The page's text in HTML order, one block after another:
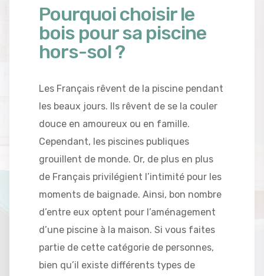
Pourquoi choisir le
bois pour sa piscine
hors-sol ?
Les Français rêvent de la piscine pendant
les beaux jours. Ils rêvent de se la couler
douce en amoureux ou en famille.
Cependant, les piscines publiques
grouillent de monde. Or, de plus en plus
de Français privilégient l’intimité pour les
moments de baignade. Ainsi, bon nombre
d’entre eux optent pour l’aménagement
d’une piscine à la maison. Si vous faites
partie de cette catégorie de personnes,
bien qu’il existe différents types de